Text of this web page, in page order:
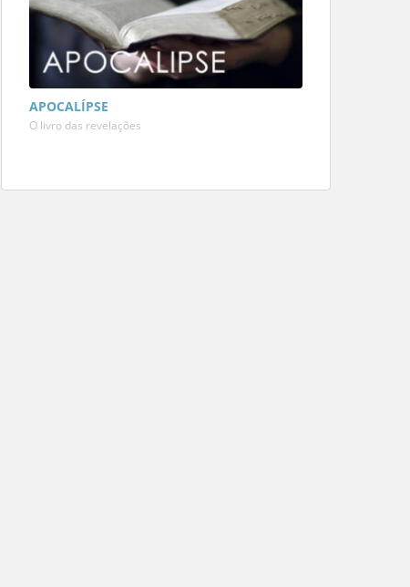
APOCALÍPSE
O livro das revelações